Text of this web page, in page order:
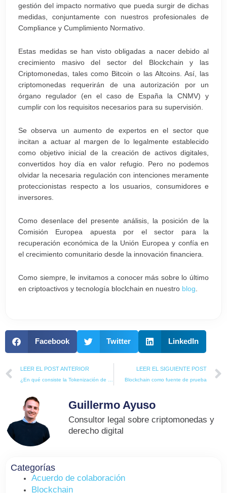
gestión del impacto normativo que pueda surgir de dichas
medidas, conjuntamente con nuestros profesionales de
Compliance y Cumplimiento Normativo.
Estas medidas se han visto obligadas a nacer debido al
crecimiento masivo del sector del Blockchain y las
Criptomonedas, tales como Bitcoin o las Altcoins. Así, las
criptomonedas requerirán de una autorización por un
órgano regulador (en el caso de España la CNMV) y
cumplir con los requisitos necesarios para su supervisión.
Se observa un aumento de expertos en el sector que
incitan a actuar al margen de lo legalmente establecido
como objetivo inicial de la creación de activos digitales,
convertidos hoy día en valor refugio. Pero no podemos
olvidar la necesaria regulación con intenciones meramente
proteccionistas respecto a los usuarios, consumidores e
inversores.
Como desenlace del presente análisis, la posición de la
Comisión Europea apuesta por el sector para la
recuperación económica de la Unión Europea y confía en
el crecimiento comunitario desde la innovación financiera.
Como siempre, le invitamos a conocer más sobre lo último
en criptoactivos y tecnología bloclchain en nuestro blog
Facebook Twitter LinkedIn
Prev
LEER EL POST ANTERIOR LEER EL SIGUIENTE POST
Blockchain como fuente de prueba
Guillermo Ayuso
Consultor legal sobre criptomonedas y
derecho digital
Categorías
Acuerdo de colaboración
Blockchain